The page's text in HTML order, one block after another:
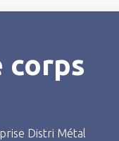
corps
Distri Métal